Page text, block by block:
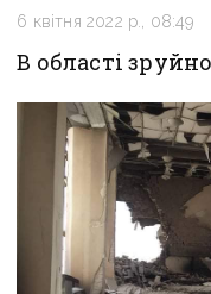
6 квітня 2022 р., 08:49
В області